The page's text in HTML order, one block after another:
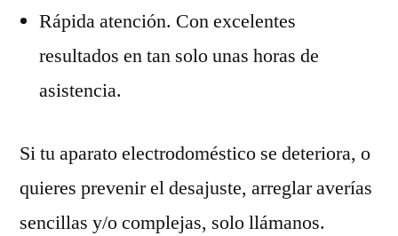
Rápida atención. Con excelentes
resultados en tan solo unas horas de
asistencia.
Si tu aparato electrodoméstico se deteriora, o
quieres prevenir el desajuste, arreglar averías
sencillas y/o complejas, solo llámanos.